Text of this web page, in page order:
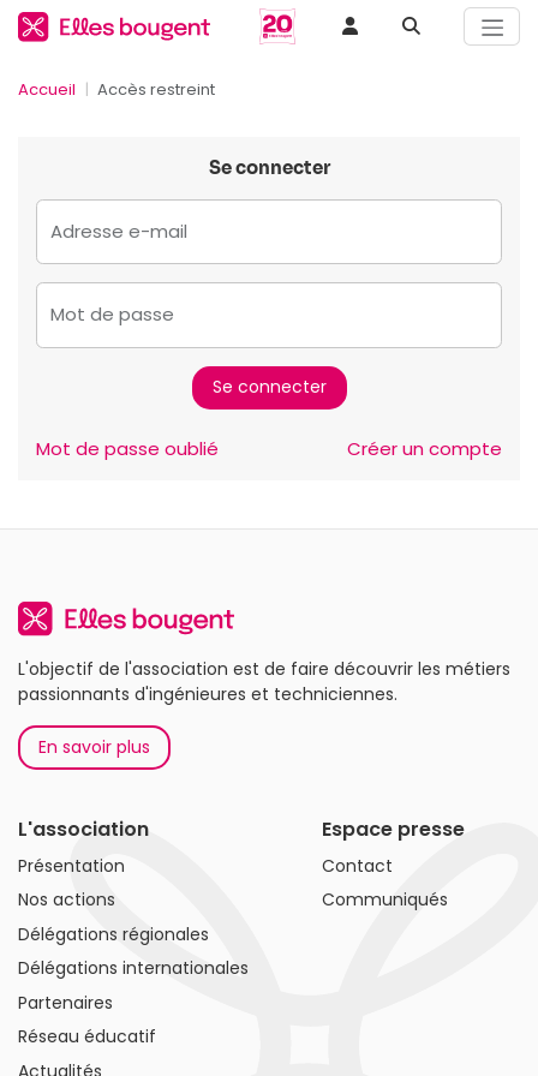
Accueil Accès restreint
Se connecter
Adresse e-mail
Mot de passe
Mot de passe oublié Créer un compte
L'objectif de l'association est de faire découvrir les métiers
passionnants d'ingénieures et techniciennes.
En savoir plus
L'association
Présentation
Nos actions
Délégations régionales
Délégations internationales
Partenaires
Réseau éducatif
Actualités
Espace presse
Contact
Communiqués